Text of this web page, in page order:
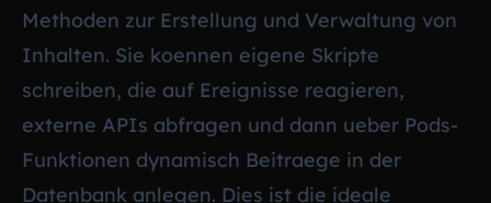
Methoden zur Erstellung und Verwaltung von
Inhalten. Sie koennen eigene Skripte
schreiben, die auf Ereignisse reagieren,
externe APIs abfragen und dann ueber Pods-
Funktionen dynamisch Beitraege in der
Datenbank anlegen. Dies ist die ideale